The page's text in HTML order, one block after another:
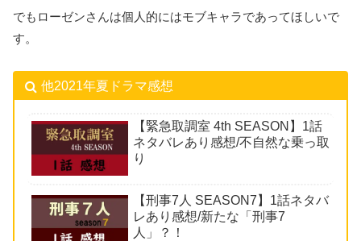
でもローゼンさんは個人的にはモブキャラであってほしいで
す。
他2021年夏ドラマ感想
【緊急取調室 4th SEASON】1話
ネタバレあり感想/不自然な乗っ取
り
【刑事7人 SEASON7】1話ネタバ
レあり感想/新たな「刑事7
人」？！